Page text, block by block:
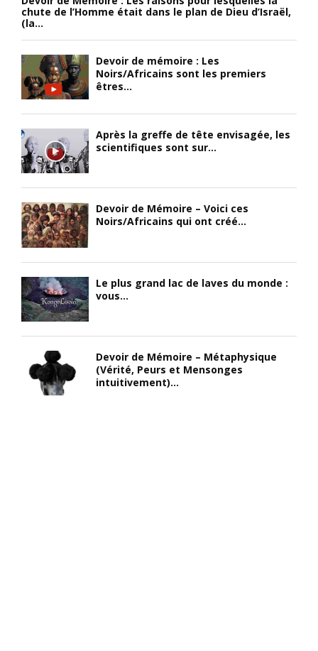
chute de l’Homme était dans le plan de Dieu d’Israël,
(la...
Devoir de mémoire : Les
Noirs/Africains sont les premiers
êtres...
Après la greffe de tête envisagée, les
scientifiques sont sur...
Devoir de Mémoire – Voici ces
Noirs/Africains qui ont créé...
Le plus grand lac de laves du monde :
vous...
Devoir de Mémoire – Métaphysique
(Vérité, Peurs et Mensonges
intuitivement)...